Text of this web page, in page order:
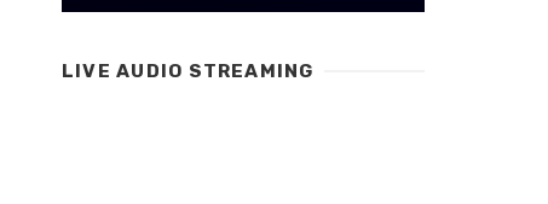
LIVE AUDIO STREAMING